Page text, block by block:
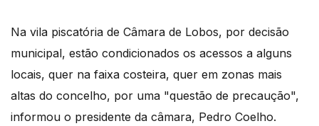
Na vila piscatória de Câmara de Lobos, por decisão
municipal, estão condicionados os acessos a alguns
locais, quer na faixa costeira, quer em zonas mais
altas do concelho, por uma "questão de precaução",
informou o presidente da câmara, Pedro Coelho.